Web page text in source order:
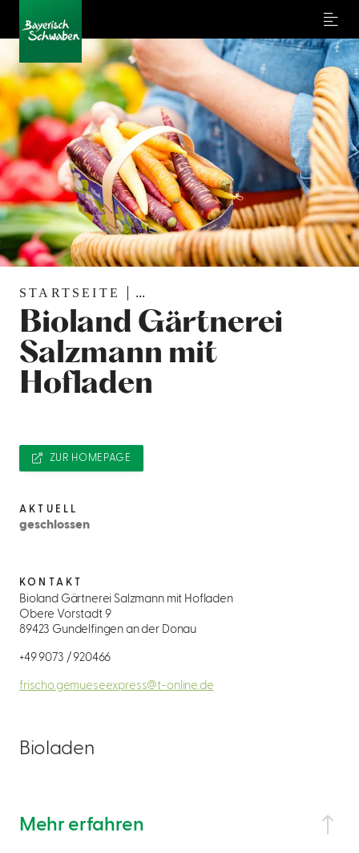
Menu
STARTSEITE ...
Bioland Gärtnerei
Salzmann mit
Hofladen
Bioladen
Mehr erfahren
ZUR HOMEPAGE
AKTUELL
geschlossen
KONTAKT
Bioland Gärtnerei Salzmann mit Hofladen
Obere Vorstadt 9
89423 Gundelfingen an der Donau
+49 9073 / 920466
frischo.gemueseexpress@t-online.de